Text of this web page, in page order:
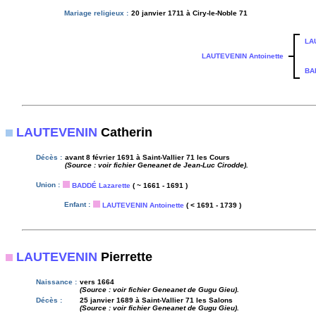
Mariage religieux : 20 janvier 1711 à Ciry-le-Noble 71
LAUTEVENIN Antoinette
LAUTEVENIN Catherin
Décès : avant 8 février 1691 à Saint-Vallier 71 les Cours
(Source : voir fichier Geneanet de Jean-Luc Cirodde).
Union : BADDÉ Lazarette ( ~ 1661 - 1691 )
Enfant : LAUTEVENIN Antoinette ( < 1691 - 1739 )
LAUTEVENIN Pierrette
Naissance : vers 1664
(Source : voir fichier Geneanet de Gugu Gieu).
Décès :
25 janvier 1689 à Saint-Vallier 71 les Salons
(Source : voir fichier Geneanet de Gugu Gieu).